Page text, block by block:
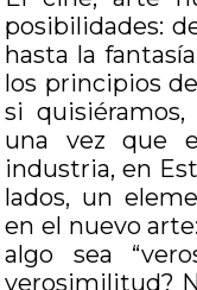
posibilidades:
hasta la
los principios
si
una vez que
industria, en
lados, un
en el nuevo
algo sea
verosimilitud?